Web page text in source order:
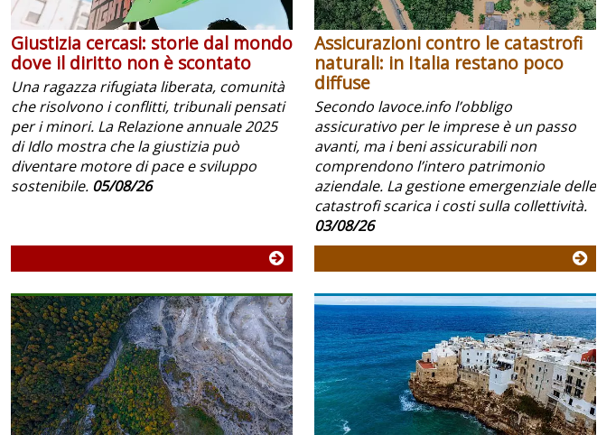
Giustizia cercasi: storie dal mondo
dove il diritto non è scontato
Una ragazza rifugiata liberata, comunità
che risolvono i conflitti, tribunali pensati
per i minori. La Relazione annuale 2025
di Idlo mostra che la giustizia può
diventare motore di pace e sviluppo
sostenibile. 05/08/26
Assicurazioni contro le catastrofi
naturali: in Italia restano poco
diffuse
Secondo lavoce.info l’obbligo
assicurativo per le imprese è un passo
avanti, ma i beni assicurabili non
comprendono l’intero patrimonio
aziendale. La gestione emergenziale delle
catastrofi scarica i costi sulla collettività.
03/08/26